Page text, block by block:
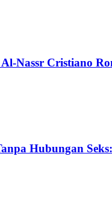
Nassr Cristiano
Hubungan